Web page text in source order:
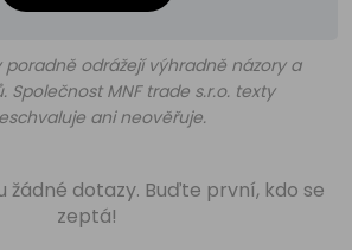
poradně odrážejí výhradně názory a
Společnost MNF trade s.r.o. texty
ani neověřuje.
žádné dotazy. Buďte první, kdo se
zeptá!